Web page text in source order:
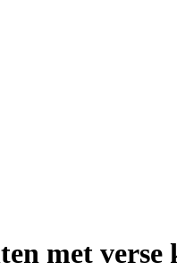
met